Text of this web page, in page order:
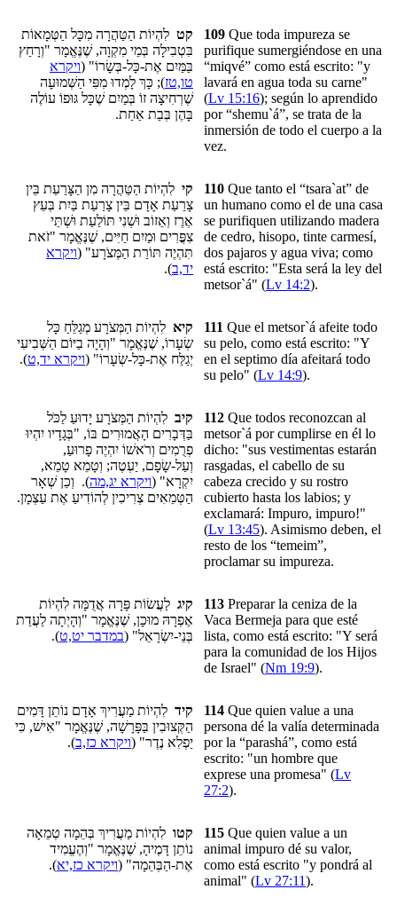
קט לִהְיוֹת הַטַּהֲרָה מִכָּל הַטְּמָאוֹת
בִּטְבִילָה בְּמֵי מִקְוָה, שֶׁנֶּאֱמָר "וְרָחַץ
בַּמַּיִם אֶת-כָּל-בְּשָׂרוֹ" (ויקרא
טו,טז); כָּךְ לָמְדוּ מִפִּי הַשְּׁמוּעָה
שֶׁרְחִיצָה זוֹ בְּמַיִם שֶׁכָּל גּוּפוֹ עוֹלֶה
בָּהֶן בְּבַת אַחַת.
109 Que toda impureza se
purifique sumergiéndose en una
“miqvé” como está escrito: "y
lavará en agua toda su carne"
(Lv 15:16); según lo aprendido
por “shemu`á”, se trata de la
inmersión de todo el cuerpo a la
vez.
קי לִהְיוֹת הַטַּהֲרָה מִן הַצָּרַעַת בֵּין
צָרַעַת אָדָם בֵּין צָרַעַת בַּיִת בְּעֵץ
אֶרֶז וְאֵזוֹב וּשְׁנִי תּוֹלַעַת וּשְׁתֵּי
צִפֳּרִים וּמַיִם חַיִּים, שֶׁנֶּאֱמָר "זֹאת
תִּהְיֶה תּוֹרַת הַמְּצֹרָע" (ויקרא
יד,ב).
110 Que tanto el “tsara`at” de
un humano como el de una casa
se purifiquen utilizando madera
de cedro, hisopo, tinte carmesí,
dos pajaros y agua viva; como
está escrito: "Esta será la ley del
metsor`á" (Lv 14:2).
קיא לִהְיוֹת הַמְּצֹרָע מְגַלֵּחַ כָּל
שְׂעָרוֹ, שֶׁנֶּאֱמָר "וְהָיָה בַיּוֹם הַשְּׁבִיעִי
יְגַלַּח אֶת-כָּל-שְׂעָרוֹ" (ויקרא יד,ט).
111 Que el metsor`á afeite todo
su pelo, como está escrito: "Y
en el septimo día afeitará todo
su pelo" (Lv 14:9).
קיב לִהְיוֹת הַמְּצֹרָע יָדוּעַ לַכֹּל
בַּדְּבָרִים הָאֲמוּרִים בּוֹ, "בְּגָדָיו יִהְיוּ
פְרֻמִים וְרֹאשׁוֹ יִהְיֶה פָרוּעַ,
וְעַל-שָׂפָם, יַעְטֶה; וְטָמֵא טָמֵא,
יִקְרָא" (ויקרא יג,מה). וְכֵן שְׁאָר
הַטְּמֵאִים צְרִיכִין לְהוֹדִיעַ אֶת עַצְמָן.
112 Que todos reconozcan al
metsor`á por cumplirse en él lo
dicho: "sus vestimentas estarán
rasgadas, el cabello de su
cabeza crecido y su rostro
cubierto hasta los labios; y
exclamará: Impuro, impuro!"
(Lv 13:45). Asimismo deben, el
resto de los “temeim”,
proclamarsu impureza.
קיג לַעֲשׂוֹת פָּרָה אֲדֻמָּה לִהְיוֹת
אֶפְרָהּ מוּכָן, שֶׁנֶּאֱמָר "וְהָיְתָה לַעֲדַת
בְּנֵי-יִשְׂרָאֵל" (במדבר יט,ט).
113 Preparar la ceniza de la
Vaca Bermeja para que esté
lista, como está escrito: "Y será
para la comunidad de los Hijos
de Israel" (Nm 19:9).
קיד לִהְיוֹת מַעֲרִיךְ אָדָם נוֹתֵן דָּמִים
הַקְּצוּבִין בַּפָּרָשָׁה, שֶׁנֶּאֱמָר "אִישׁ, כִּי
יַפְלִא נֶדֶר" (ויקרא כז,ב).
114 Que quien value a una
persona dé la valía determinada
por la “parashá”, como está
escrito: "un hombre que
exprese una promesa" (Lv
27:2).
קטו לִהְיוֹת מַעֲרִיךְ בְּהֵמָה טְמֵאָה
נוֹתֵן דָּמֶיהָ, שֶׁנֶּאֱמָר "וְהֶעֱמִיד
אֶת-הַבְּהֵמָה" (ויקרא כז,יא).
115 Que quien value a un
animal impuro dé su valor,
como está escrito "y pondrá al
animal" (Lv 27:11).